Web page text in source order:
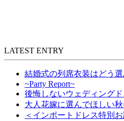
LATEST ENTRY
結婚式の列席衣装はどう選
~Party Report~
後悔しないウェディング
大人花嫁に選んでほしい
＜インポートドレス特別